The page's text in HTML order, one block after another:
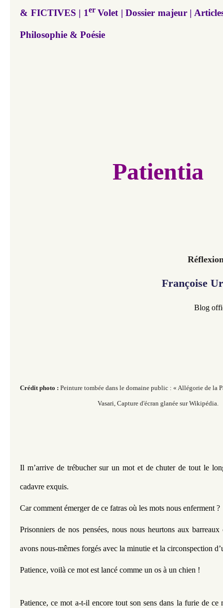
& FICTIVES | 1er Volet | Dossier majeur |
Philosophie & Poésie
Patientia
Françoise
Blog
Crédit photo : Peinture tombée dans le domaine public : « Allégorie de la
Vasari, Capture d'écran glanée sur Wikipédia.
Il m’arrive de trébucher sur un mot et de chuter de tout le
cadavre exquis.
Car comment émerger de ce fatras où les mots nous enferment ?
Prisonniers de nos pensées, nous nous heurtons aux
avons nous-mêmes forgés avec la minutie et la circonspection
Patience, voilà ce mot est lancé comme un os à un chien !
Patience, ce mot a-t-il encore tout son sens dans la furie de ce